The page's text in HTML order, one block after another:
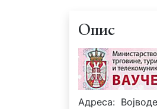
Опис
Адреса: